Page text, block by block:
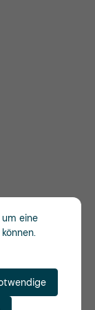
eine